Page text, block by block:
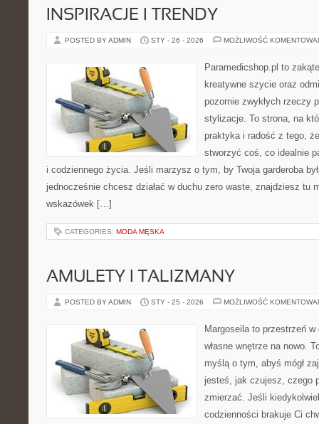
INSPIRACJE I TRENDY
POSTED BY ADMIN STY - 26 - 2026 MOŻLIWOŚĆ
Paramedicshop.pl to
kreatywne szycie oraz
pozornie zwykłych rzeczy
stylizacje. To strona, na
praktyka i radość z tego,
stworzyć coś, co idealnie
i codziennego życia. Jeśli marzysz o tym, by Twoja garderoba
jednocześnie chcesz działać w duchu zero waste, znajdziesz tu
wskazówek […]
CATEGORIES: MODA MĘSKA
AMULETY I TALIZMANY
POSTED BY ADMIN STY - 25 - 2026 MOŻLIWOŚĆ
Margoseila to przestrzeń
własne wnętrze na nowo.
myślą o tym, abyś mógł
jesteś, jak czujesz, czego
zmierzać. Jeśli
codzienności brakuje Ci